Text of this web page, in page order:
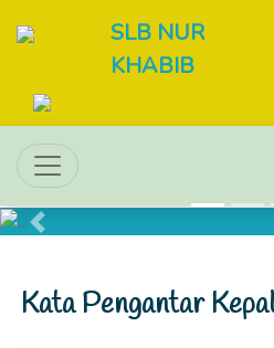
SLB NUR
KHABIB
Previous
Kata Pengantar